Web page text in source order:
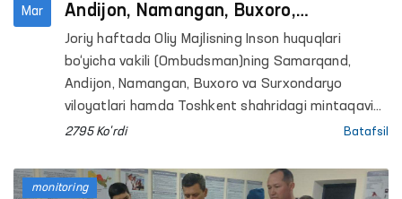
Mar
Andijon, Namangan, Buxoro,
Surxondaryo viloyatlari va Toshkent
shahridagi yopiq muassasalardagi
sharoitlar o‘rganildi
Joriy haftada Oliy Majlisning Inson huquqlari
bo‘yicha vakili (Ombudsman)ning Samarqand,
Andijon, Namangan, Buxoro va Surxondaryo
viloyatlari hamda Toshkent shahridagi mintaqaviy
vakillari tomonidan bir qator penitensiar
2795 Ko'rdi Batafsil
monitoring